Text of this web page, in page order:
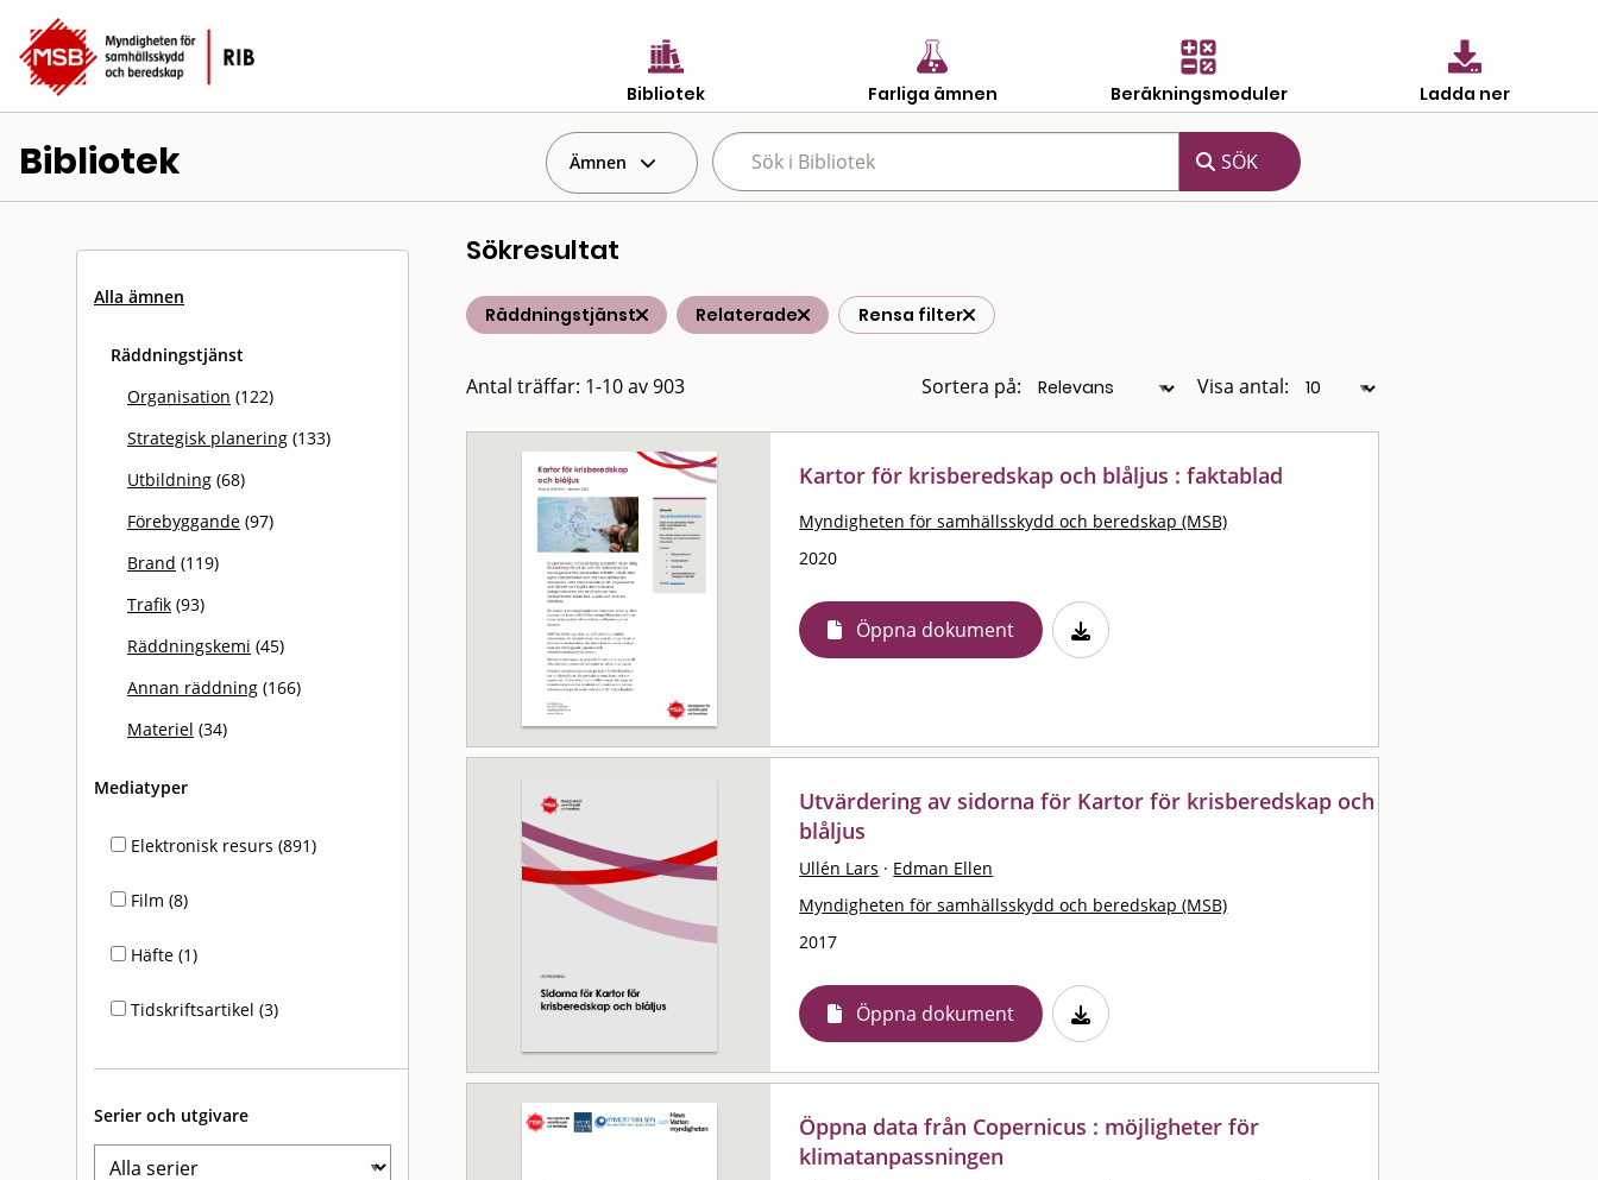
Bibliotek Farliga ämnen Beräkningsmoduler Ladda ner
Bibliotek Ämnen
Alla ämnen
Räddningstjänst
Organisation (122)
Strategisk planering (133)
Utbildning (68)
Förebyggande (97)
Brand (119)
Trafik (93)
Räddningskemi (45)
Annan räddning (166)
Materiel (34)
Mediatyper
Elektronisk resurs (891)
Film (8)
Häfte (1)
Tidskriftsartikel (3)
Serier och utgivare
Sökresultat
Räddningstjänst Relaterade Rensa filter
Antal träffar: 1-10 av 903 Sortera på: Visa antal:
Kartor för krisberedskap och blåljus : faktablad
Myndigheten för samhällsskydd och beredskap (MSB)
2020
Öppna dokument
Utvärdering av sidorna för Kartor för krisberedskap och
blåljus
Ullén Lars · Edman Ellen
Myndigheten för samhällsskydd och beredskap (MSB)
2017
Öppna dokument
Öppna data från Copernicus : möjligheter för
klimatanpassningen